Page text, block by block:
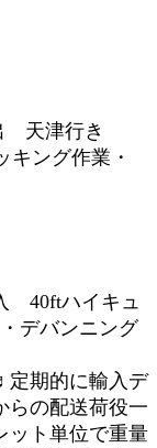
天津行き
キング作業 ・
40ftハイキュ
・デバンニング
定期的に輸入デ
らの配送荷役一
ット単位で重量